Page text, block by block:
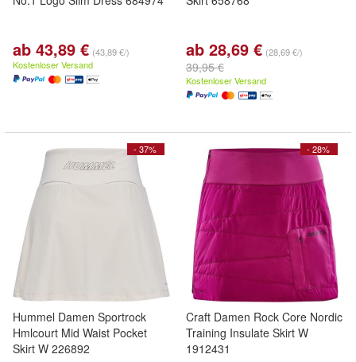
ab 43,89 € (43,89 €/)
Kostenloser Versand
ab 28,69 € (28,69 €/)
39,95 €
Kostenloser Versand
- 37%
Hummel Damen Sportrock
Hmlcourt Mid Waist Pocket
Skirt W 226892
- 28%
Craft Damen Rock Core Nordic
Training Insulate Skirt W
1912431